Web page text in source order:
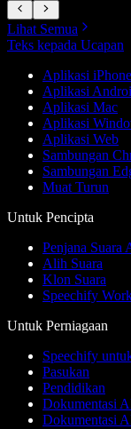
Lihat Semua
Teks kepada Ucapan
Aplikasi
Aplikasi
Aplikasi Mac
Aplikasi
Aplikasi Web
Sambungan
Sambungan
Muat Turun
Untuk Pencipta
Penjana Suara
Alih Suara
Klon Suara
Speechify
Untuk Perniagaan
Speechify
Pasukan
Pendidikan
Dokumentasi
Dokumentasi